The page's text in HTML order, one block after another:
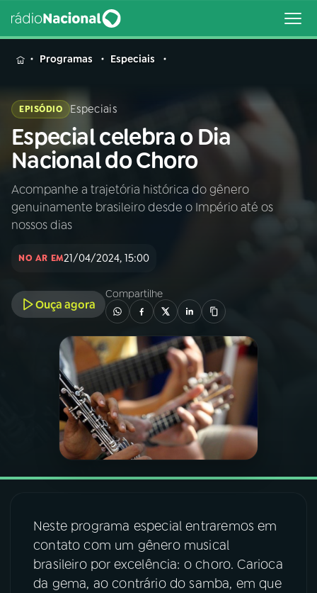
MENU
Buscar
na
Rádio
Nacional
Buscar
AO VIVO
01INÍCIO
02A RÁDIO
PROGRAMAÇÃO
PROGRAMAS
PODCASTS
ÚLTIMAS
08FESTIVAL DE MÚSICA
Programas Especiais
EPISÓDIO Especiais
Especial celebra o Dia
Nacional do Choro
Acompanhe a trajetória histórica do gênero
genuinamente brasileiro desde o Império até os
nossos dias
NO AR EM21/04/2024, 15:00
Ouça agora
Compartilhe
Neste programa especial entraremos em
contato com um gênero musical
brasileiro por excelência: o choro. Carioca
da gema, ao contrário do samba, em que